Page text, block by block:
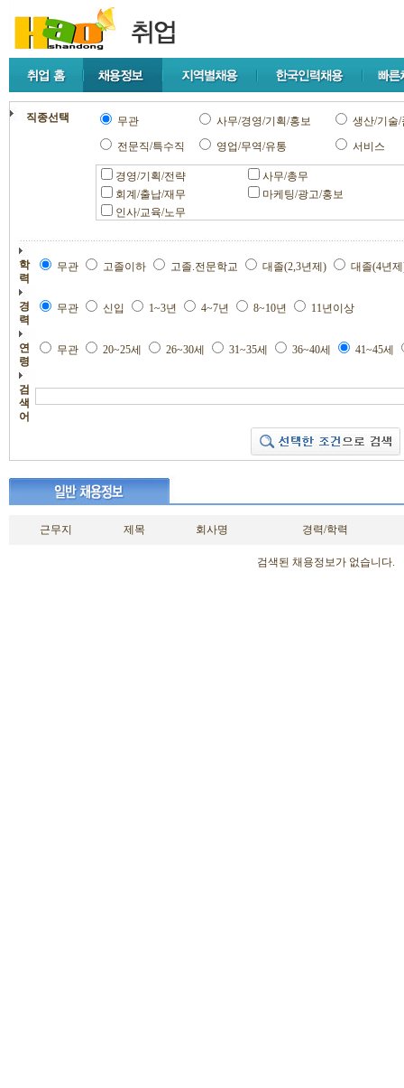
직종선택 무관 사무/경영/기획/홍보
생산/기술
전문직/특수직
영업/무역/유통 서비스
경영/기획/전략
사무/총무
회계/출납/재무
마케팅/광고/홍보
인사/교육/노무
학
력
무관 고졸이하 고졸.전문학교 대졸(2,3년제) 대졸(4년
경
력
무관 신입 1~3년 4~7년 8~10년 11년이상
연
령
무관 20~25세 26~30세 31~35세 36~40세 41~45세
검
색
어
근무지 제목 회사명 경력/학력
검색된 채용정보가 없습니다.